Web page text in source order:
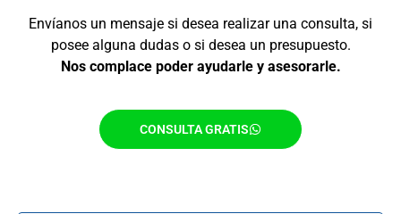
Envíanos un mensaje si desea realizar una consulta, si
posee alguna dudas o si desea un presupuesto.
Nos complace poder ayudarle y asesorarle.
CONSULTA GRATIS